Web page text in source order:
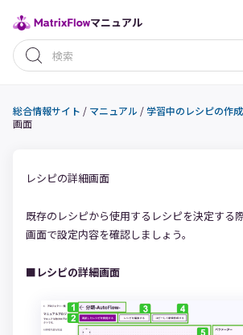
マニュアル
総合情報サイト / マニュアル / 学習中のレシピの作
画面
レシピの詳細画面
既存のレシピから使用するレシピを決定する
画面で設定内容を確認しましょう。
■レシピの詳細画面